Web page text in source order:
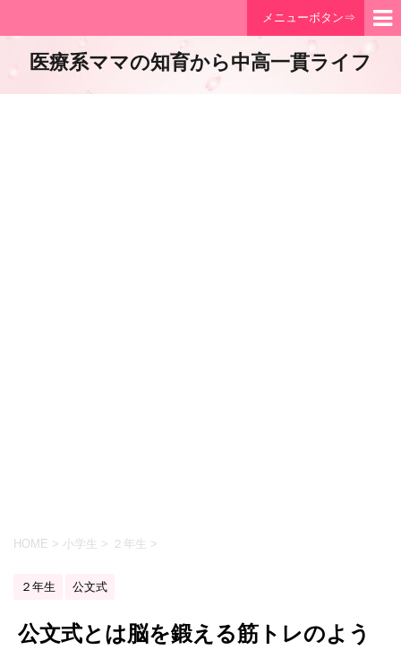
メニューボタン⇒
医療系ママの知育から中高一貫ライフ
HOME > 小学生 > ２年生 >
２年生 公文式
公文式とは脳を鍛える筋トレのよう